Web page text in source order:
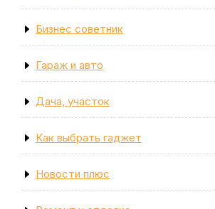
Бизнес советник
Гараж и авто
Дача, участок
Как выбрать гаджет
Новости плюс